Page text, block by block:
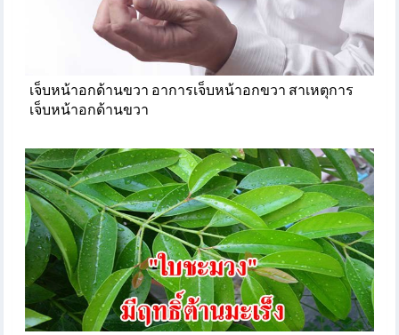
เจ็บหน้าอกด้านขวา อาการเจ็บหน้าอกขวา สาเหตุการ
เจ็บหน้าอกด้านขวา